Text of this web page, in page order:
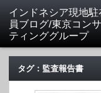
タグ：監査報告書